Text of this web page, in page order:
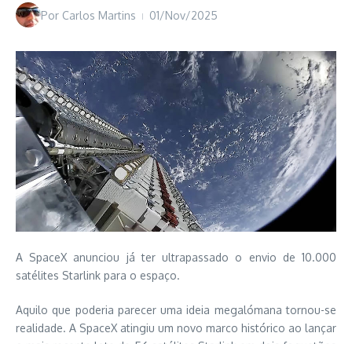
Por Carlos Martins 01/Nov/2025
A SpaceX anunciou já ter ultrapassado o envio de 10.000
satélites Starlink para o espaço.
Aquilo que poderia parecer uma ideia megalómana tornou-se
realidade. A SpaceX atingiu um novo marco histórico ao lançar